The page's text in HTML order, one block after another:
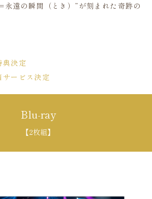
遠の瞬間（とき）”が刻まれた奇跡の
典決定
サービス決定
Blu-ray
【2枚組】